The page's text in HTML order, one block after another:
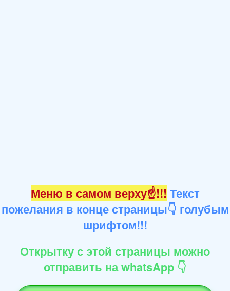
Меню в самом верху☝!!! Текст
пожелания в конце страницы👇 голубым
шрифтом!!!
Открытку с этой страницы можно
отправить на whatsApp 👇